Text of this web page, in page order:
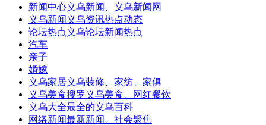
新闻中心义乌新闻、义乌新闻网
义乌新闻 义乌资讯热点动态
论坛热点 义乌论坛新闻热点
汽车
亲子
婚嫁
义乌家居义乌装修、家纺、家俱
义乌美食搜罗义乌美食、网红餐饮
义乌大全最全的义乌百科
网络新闻最新新闻、社会聚焦